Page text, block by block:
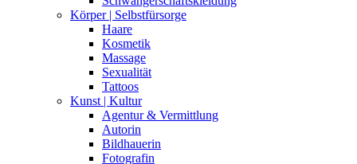
Körper | Selbstfürsorge
Haare
Kosmetik
Massage
Sexualität
Tattoos
Kunst | Kultur
Agentur & Vermittlung
Autorin
Bildhauerin
Fotografin